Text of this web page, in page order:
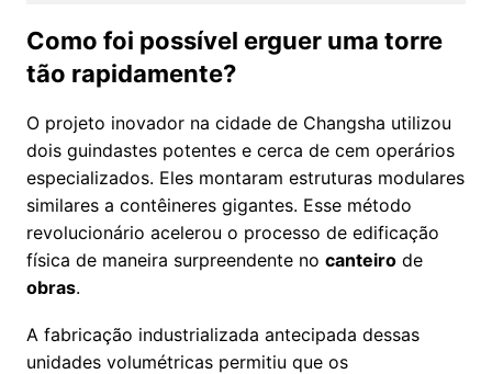
Como foi possível erguer uma torre
tão rapidamente?
O projeto inovador na cidade de Changsha utilizou
dois guindastes potentes e cerca de cem operários
especializados. Eles montaram estruturas modulares
similares a contêineres gigantes. Esse método
revolucionário acelerou o processo de edificação
física de maneira surpreendente no canteiro de
obras.
A fabricação industrializada antecipada dessas
unidades volumétricas permitiu que os